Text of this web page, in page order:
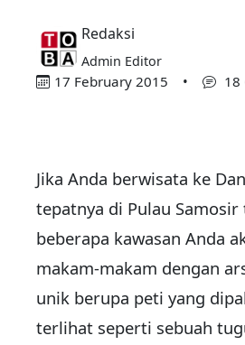
Redaksi
Admin Editor
17 February 2015 • 18
Jika Anda berwisata ke
tepatnya di Pulau
beberapa kawasan Anda
makam-makam dengan
unik berupa peti yang
terlihat seperti sebuah